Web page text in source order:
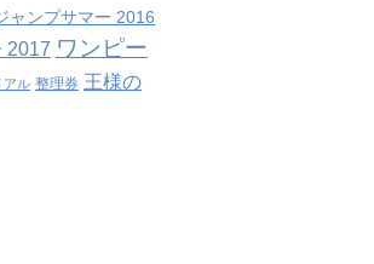
ャンプサマー 2016
2017 ワンピー
アル 整理券 王様の